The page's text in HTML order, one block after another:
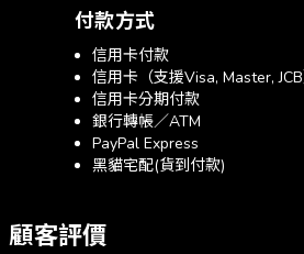
付款方式
信用卡付款
信用卡（支援Visa, Master,
信用卡分期付款
銀行轉帳／ATM
PayPal Express
黑貓宅配(貨到付款)
顧客評價